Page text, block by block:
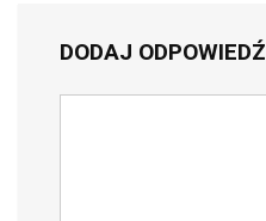
DODAJ ODPOWIEDŹ